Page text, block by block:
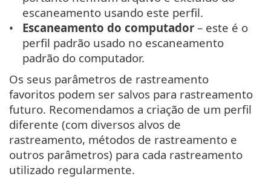
escaneamento usando este perfil.
Escaneamento do computador – este é o
perfil padrão usado no escaneamento
padrão do computador.
Os seus parâmetros de rastreamento
favoritos podem ser salvos para rastreamento
futuro. Recomendamos a criação de um perfil
diferente (com diversos alvos de
rastreamento, métodos de rastreamento e
outros parâmetros) para cada rastreamento
utilizado regularmente.